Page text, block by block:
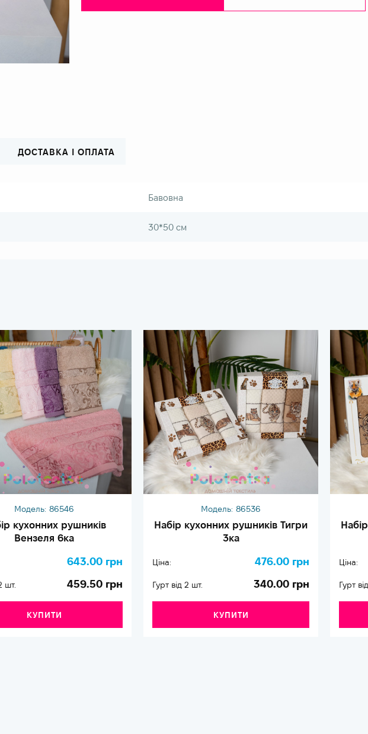
ДОСТАВКА І ОПЛАТА
Бавовна
30*50 см
Модель: 86546
кухонних рушників
Вензеля 6ка
643.00 грн
шт. 459.50 грн
КУПИТИ
Модель: 86536
Набір кухонних рушників Тигри
3ка
Ціна: 476.00 грн
Гурт від 2 шт. 340.00 грн
КУПИТИ
Ціна:
Гурт